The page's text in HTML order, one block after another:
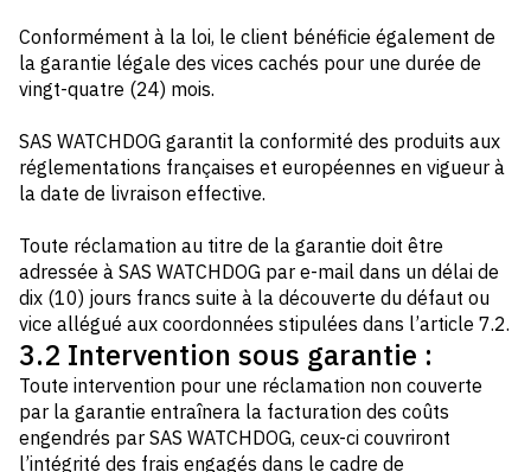
Conformément à la loi, le client bénéficie également de
la garantie légale des vices cachés pour une durée de
vingt-quatre (24) mois.
SAS WATCHDOG garantit la conformité des produits aux
réglementations françaises et européennes en vigueur à
la date de livraison effective.
Toute réclamation au titre de la garantie doit être
adressée à SAS WATCHDOG par e-mail dans un délai de
dix (10) jours francs suite à la découverte du défaut ou
vice allégué aux coordonnées stipulées dans l’article 7.2.
3.2 Intervention sous garantie :
Toute intervention pour une réclamation non couverte
par la garantie entraînera la facturation des coûts
engendrés par SAS WATCHDOG, ceux-ci couvriront
l’intégrité des frais engagés dans le cadre de